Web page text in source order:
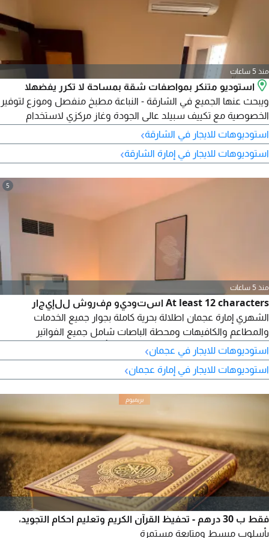
منذ 5 ساعات
استوديو متنكر بمواصفات شقة بمساحة لا تكرر يفضهلا
ويبحث عنها الجميع في الشارقة - النباعة مطبخ منفصل وموزع لتوفير
الخصوصية مع تكييف سبيلد عالى الجودة وغاز مركزي لاستخدام
سهل ومستمر تشطيبات عالى الجودة في بناية مخصصة للعائلات
مزودة بكاميرات مراقبة وحراسة صيانة مجانية على المالك موقع ممتاز
سهل الوصول الى مخرج دبي بسعر ممتاز مع تسهيلات في السداد
استوديوهات للايجار في الشارقة›
استوديوهات للايجار في إمارة الشارقة›
5
منذ 5 ساعات
At least 12 characters استوديو مفروش للإيجار
الشهري إمارة عجمان اطلالة بحرية كاملة بجوار جميع الخدمات
والمطاعم والكافيهات ومحطة الباصات شامل جميع الفواتير
والانترنت والباركينج ترابي واسع الإيجار - التأمين مسترد عند الخروج
500 للتواصل
استوديوهات للايجار في عجمان›
استوديوهات للايجار في إمارة عجمان›
فقط ب 30 درهم - تحفيظ القرآن الكريم وتعليم احكام التجويد،
بأسلوب مبسط ومتابعة مستمرة